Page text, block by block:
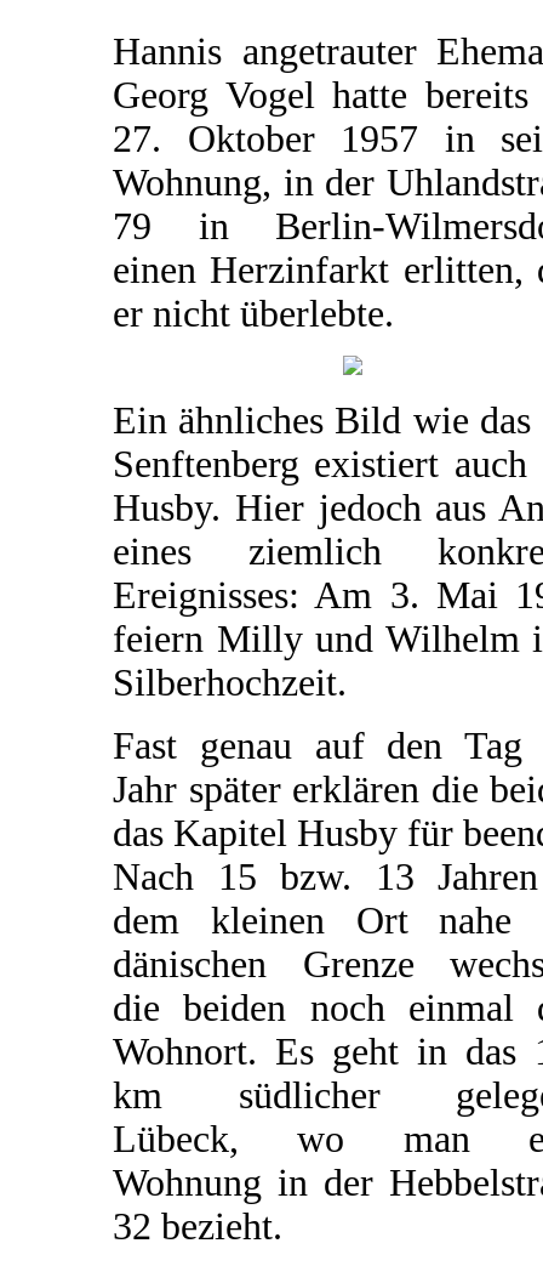
Hannis angetrauter
Georg Vogel hatte bereits
27. Oktober 1957 in
Wohnung, in der
79 in Berlin-
einen Herzinfarkt erlitten,
er nicht überlebte.
Ein ähnliches Bild wie das
Senftenberg existiert auch
Husby. Hier jedoch aus
eines ziemlich
Ereignisses: Am 3. Mai
feiern Milly und Wilhelm
Silberhochzeit.
Fast genau auf den Tag
Jahr später erklären die
das Kapitel Husby für
Nach 15 bzw. 13
dem kleinen Ort nahe
dänischen Grenze
die beiden noch einmal
Wohnort. Es geht in das
km südlicher
Lübeck, wo man
Wohnung in der
32 bezieht.